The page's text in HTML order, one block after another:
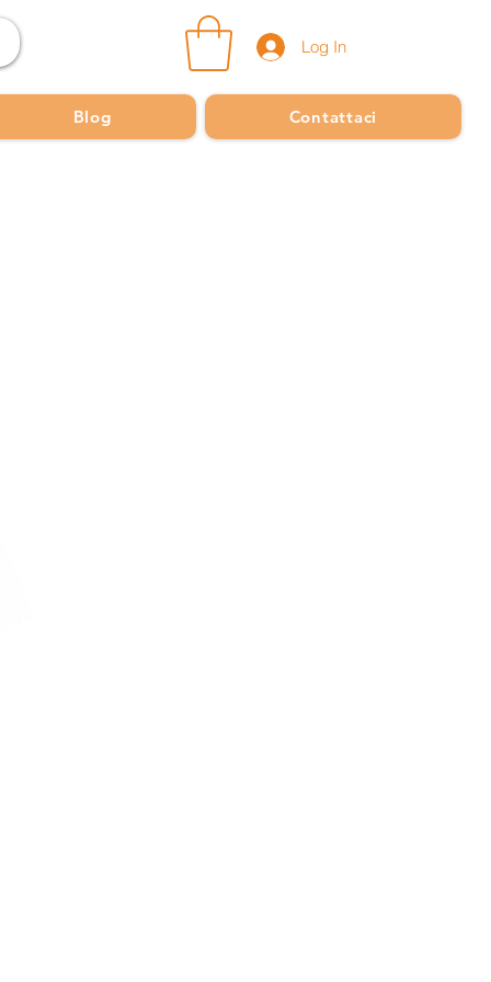
Log In
Blog Contattaci